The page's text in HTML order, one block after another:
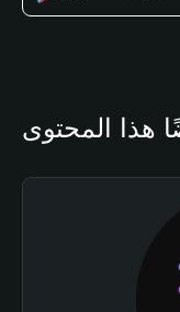
هذا المحتوى